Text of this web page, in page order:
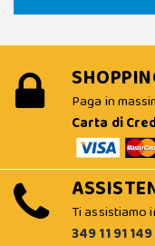
Paga in
Carta di
Ti assistiamo
349 11 91 149